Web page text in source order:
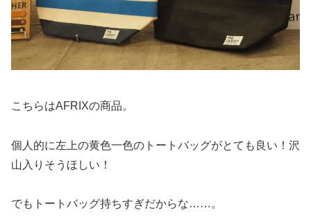
こちらはAFRIXの商品。
個人的に左上の黄色一色のトートバッグがとても良い！沢
山入りそうほしい！
でもトートバッグ持ちすぎだからな……。